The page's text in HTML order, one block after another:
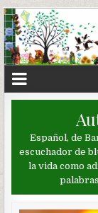
Español, de
escuchador de
la vida como